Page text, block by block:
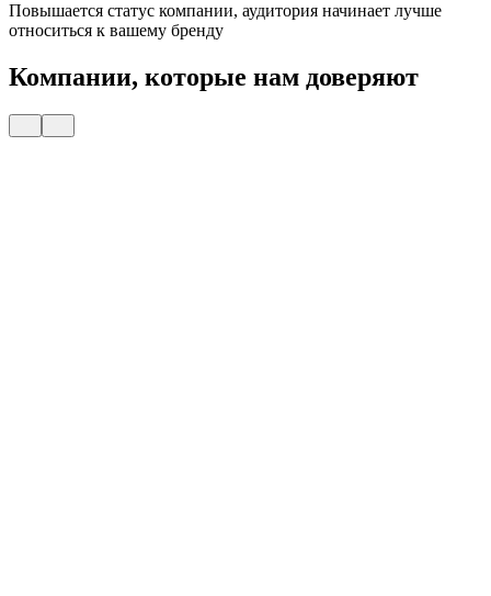
Повышается статус компании, аудитория начинает лучше
относиться к вашему бренду
Компании, которые нам доверяют